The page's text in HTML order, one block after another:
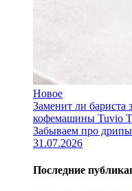
Новое
Заменит ли бариста
кофемашины Tuvio
Забываем про
31.07.2026
Последние